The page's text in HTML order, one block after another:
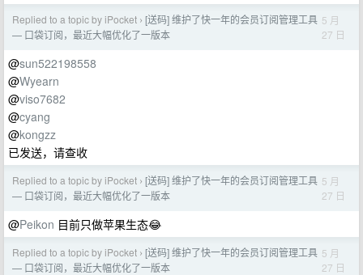
Replied to a topic by iPocket › [送码] 维护了快一年的会员订阅管理工具
— 口袋订阅，最近大幅优化了一版本
5 月
27 日
@sun522198558
@Wyearn
@viso7682
@cyang
@kongzz
已发送，请查收
Replied to a topic by iPocket › [送码] 维护了快一年的会员订阅管理工具
— 口袋订阅，最近大幅优化了一版本
5 月
27 日
@Peikon 目前只做苹果生态😂
Replied to a topic by iPocket › [送码] 维护了快一年的会员订阅管理工具
— 口袋订阅，最近大幅优化了一版本
5 月
27 日